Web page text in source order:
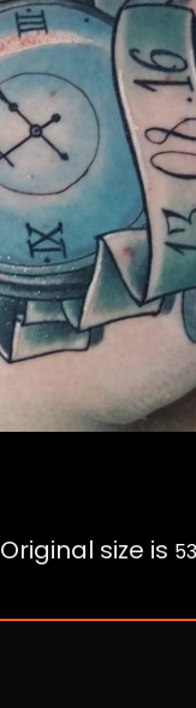
Original size is